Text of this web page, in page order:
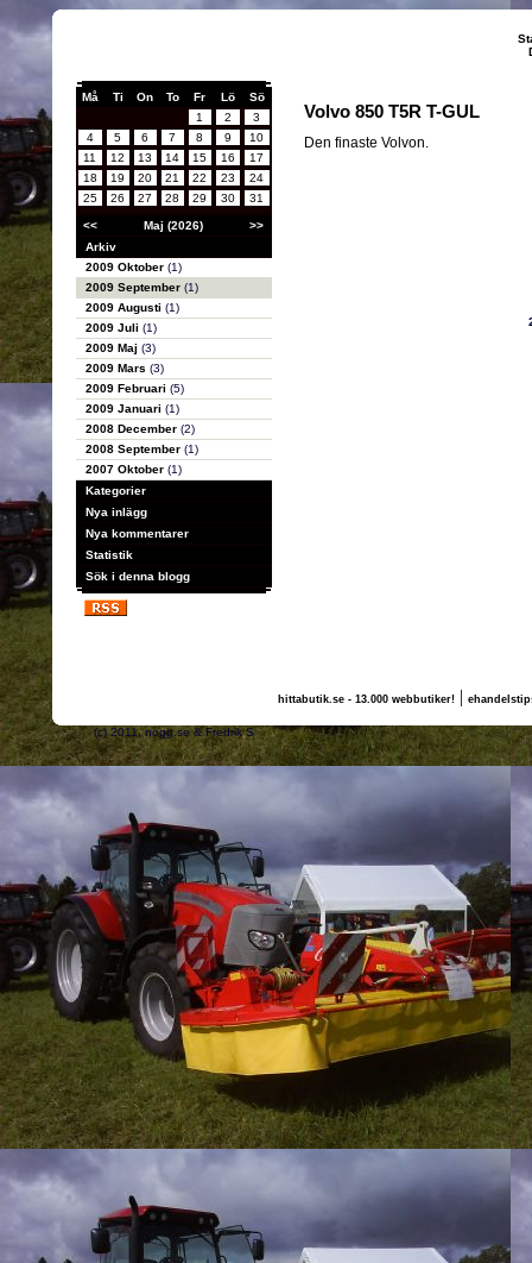
Må Ti On To Fr Lö
Sö
1
2
3
4
5 6 7 8 9
10
11
12 13 14 15 16
17
18
19 20 21 22 23
24
25
26 27 28 29 30 31
<< Maj (2026)
>>
Arkiv
2009 Oktober (1)
2009 September (1)
2009 Augusti (1)
2009 Juli (1)
2009 Maj (3)
2009 Mars (3)
2009 Februari (5)
2009 Januari (1)
2008 December (2)
2008 September (1)
2007 Oktober (1)
Kategorier
Nya inlägg
Nya kommentarer
Statistik
Sök i denna blogg
Volvo 850 T5R T-GUL
Den finaste Volvon.
hittabutik.se - 13.000 webbutiker!|
(c) 2011, nogg.se & Fredrik S